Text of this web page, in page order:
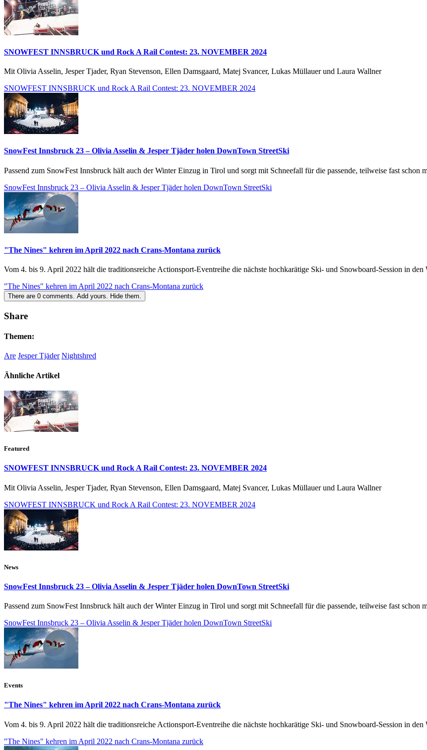
SNOWFEST INNSBRUCK und Rock A Rail Contest: 23. NOVEMBER 2024
Mit Olivia Asselin, Jesper Tjader, Ryan Stevenson, Ellen Damsgaard, Matej Svancer, Lukas Müllauer und Laura Wallner
SNOWFEST INNSBRUCK und Rock A Rail Contest: 23. NOVEMBER 2024
SnowFest Innsbruck 23 – Olivia Asselin & Jesper Tjäder holen DownTown StreetSki
Passend zum SnowFest Innsbruck hält auch der Winter Einzug in Tirol und sorgt mit Schneefall für die passende, teilweise fast schon
SnowFest Innsbruck 23 – Olivia Asselin & Jesper Tjäder holen DownTown StreetSki
"The Nines" kehren im April 2022 nach Crans-Montana zurück
Vom 4. bis 9. April 2022 hält die traditionsreiche Actionsport-Eventreihe die nächste hochkarätige Ski- und Snowboard-Session in den
"The Nines" kehren im April 2022 nach Crans-Montana zurück
There are 0 comments. Add yours. Hide them.
Share
Themen:
Are Jesper Tjäder Nightshred
Ähnliche Artikel
Featured
SNOWFEST INNSBRUCK und Rock A Rail Contest: 23. NOVEMBER 2024
Mit Olivia Asselin, Jesper Tjader, Ryan Stevenson, Ellen Damsgaard, Matej Svancer, Lukas Müllauer und Laura Wallner
SNOWFEST INNSBRUCK und Rock A Rail Contest: 23. NOVEMBER 2024
News
SnowFest Innsbruck 23 – Olivia Asselin & Jesper Tjäder holen DownTown StreetSki
Passend zum SnowFest Innsbruck hält auch der Winter Einzug in Tirol und sorgt mit Schneefall für die passende, teilweise fast schon
SnowFest Innsbruck 23 – Olivia Asselin & Jesper Tjäder holen DownTown StreetSki
Events
"The Nines" kehren im April 2022 nach Crans-Montana zurück
Vom 4. bis 9. April 2022 hält die traditionsreiche Actionsport-Eventreihe die nächste hochkarätige Ski- und Snowboard-Session in den
"The Nines" kehren im April 2022 nach Crans-Montana zurück